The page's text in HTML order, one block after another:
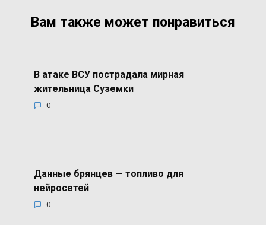
Вам также может понравиться
В атаке ВСУ пострадала мирная
жительница Суземки
0
Данные брянцев — топливо для
нейросетей
0